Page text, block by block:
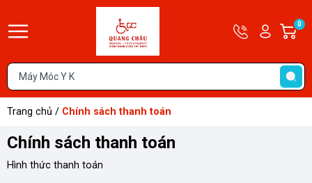
HotlineTài
khoản
Khách
0
Trang chủ / Chính sách thanh toán
Chính sách thanh toán
Hình thức thanh toán